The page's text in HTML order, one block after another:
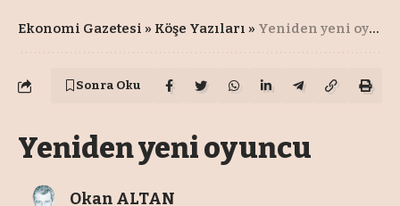
Ekonomi Gazetesi » Köşe Yazıları » Yeniden yeni oyuncu
Sonra Oku
Yeniden yeni oyuncu
Okan ALTAN